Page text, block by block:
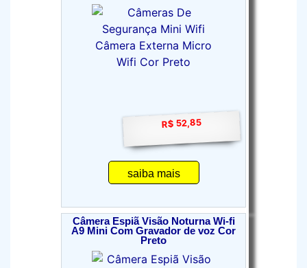
R$ 52,85
saiba mais
Câmera Espiã Visão Noturna Wi-fi
A9 Mini Com Gravador de voz Cor
Preto